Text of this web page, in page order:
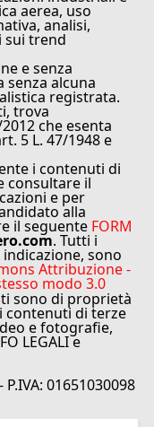
aerea, uso
analisi,
sui trend
e senza
alcuna
registrata.
trova
che esenta
5 L. 47/1948 e
i contenuti di
consultare il
e per
alla
il seguente FORM
. Tutti i
sono
Attribuzione -
modo 3.0
sono di proprietà
contenuti di terze
e fotografie,
LEGALI e
- P.IVA: 01651030098